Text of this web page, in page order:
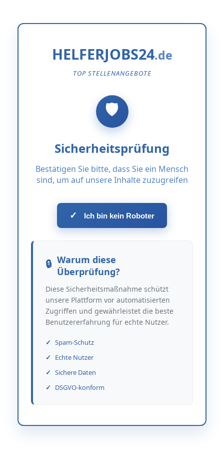
HELFERJOBS24
TOP STELLENANGEBOTE
Sicherheitsprüfung
Bestätigen Sie bitte, dass Sie ein Mensch
sind, um auf unsere Inhalte zuzugreifen
✓ Ich bin kein Roboter
Warum diese
Überprüfung?
Diese Sicherheitsmaßnahme schützt
unsere Plattform vor automatisierten
Zugriffen und gewährleistet die beste
Benutzererfahrung für echte Nutzer.
Spam-Schutz
Echte Nutzer
Sichere Daten
DSGVO-konform